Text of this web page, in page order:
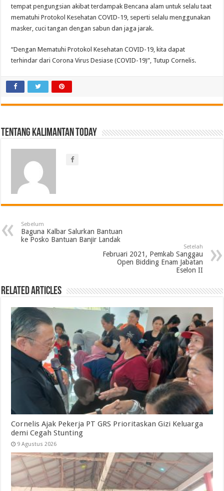
tempat pengungsian akibat terdampak Bencana alam untuk selalu taat
mematuhi Protokol Kesehatan COVID-19, seperti selalu menggunakan
masker, cuci tangan dengan sabun dan jaga jarak.
“Dengan Mematuhi Protokol Kesehatan COVID-19, kita dapat
terhindar dari Corona Virus Desiase (COVID-19)”, Tutup Cornelis.
Tentang Kalimantan Today
Sebelum
Baguna Kalbar Salurkan Bantuan
ke Posko Bantuan Banjir Landak
Setelah
Februari 2021, Pemkab Sanggau
Open Bidding Enam Jabatan
Eselon II
Related Articles
Cornelis Ajak Pekerja PT GRS Prioritaskan Gizi Keluarga
demi Cegah Stunting
9 Agustus 2026